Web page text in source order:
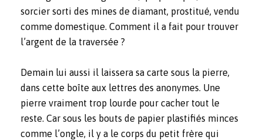
sorcier sorti des mines de diamant, prostitué, vendu
comme domestique. Comment il a fait pour trouver
l’argent de la traversée ?
Demain lui aussi il laissera sa carte sous la pierre,
dans cette boîte aux lettres des anonymes. Une
pierre vraiment trop lourde pour cacher tout le
reste. Car sous les bouts de papier plastifiés minces
comme l’ongle, il y a le corps du petit frère qui